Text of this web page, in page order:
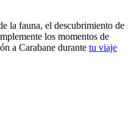
la fauna, el descubrimiento de
los momentos de
a Carabane durante tu viaje